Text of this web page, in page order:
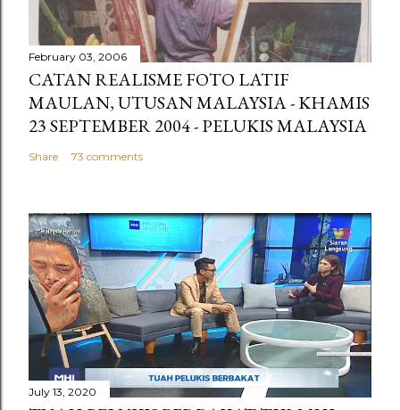
February 03, 2006
CATAN REALISME FOTO LATIF
MAULAN, UTUSAN MALAYSIA - KHAMIS
23 SEPTEMBER 2004 - PELUKIS MALAYSIA
Share 73 comments
July 13, 2020